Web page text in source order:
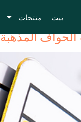
بيت منتجات
المذهبة